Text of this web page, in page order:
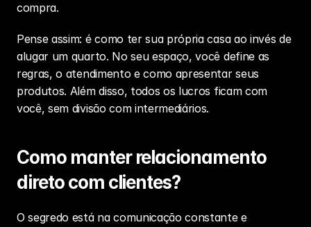
compra.
Pense assim: é como ter sua própria casa ao invés de
alugar um quarto. No seu espaço, você define as
regras, o atendimento e como apresentar seus
produtos. Além disso, todos os lucros ficam com
você, sem divisão com intermediários.
Como manter relacionamento
direto com clientes?
O segredo está na comunicação constante e